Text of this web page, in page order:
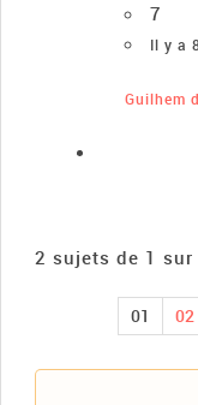
7
Il y a
Guilhem
2 sujets de 1
01 02